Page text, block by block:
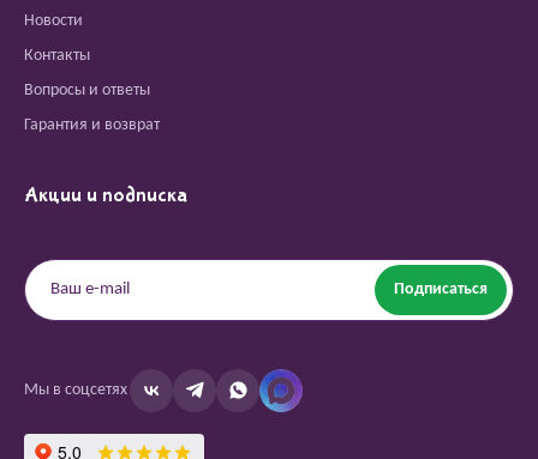
Новости
Контакты
Вопросы и ответы
Гарантия и возврат
Акции и подписка
Подписаться
Мы в соцсетях